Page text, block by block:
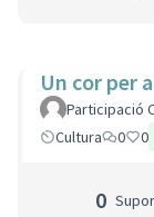
Un cor per
Participació
Cultura
0 0
0